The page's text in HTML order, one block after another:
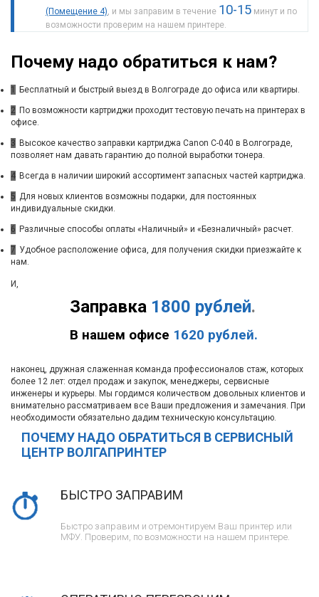
(Помещение 4) , и мы заправим в течение 10-15 минут и по
возможности проверим на нашем принтере.
Почему надо обратиться к нам?
1 Бесплатный и быстрый выезд в Волгограде до офиса или квартиры.
2 По возможности картриджи проходит тестовую печать на принтерах в
офисе.
3 Высокое качество заправки картриджа Canon C-040 в Волгограде,
позволяет нам давать гарантию до полной выработки тонера.
4 Всегда в наличии широкий ассортимент запасных частей картриджа.
5 Для новых клиентов возможны подарки, для постоянных
индивидуальные скидки.
6 Различные способы оплаты «Наличный» и «Безналичный» расчет.
7 Удобное расположение офиса, для получения скидки приезжайте к
нам.
Заправка 1800 рублей.
В нашем офисе 1620 рублей.
И,
наконец, дружная слаженная команда профессионалов стаж, которых
более 12 лет: отдел продаж и закупок, менеджеры, сервисные
инженеры и курьеры. Мы гордимся количеством довольных клиентов и
внимательно рассматриваем все Ваши предложения и замечания. При
необходимости обязательно дадим техническую консультацию.
ПОЧЕМУ НАДО ОБРАТИТЬСЯ В СЕРВИСНЫЙ
ЦЕНТР ВОЛГАПРИНТЕР
БЫСТРО ЗАПРАВИМ
Быстро заправим и отремонтируем Ваш принтер или
МФУ. Проверим, по возможности на нашем принтере.